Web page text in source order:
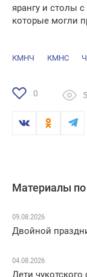
ярангу и столы
которые могли
КМНЧ КМНС
0
Материалы
09.08.2026
Двойной
04.08.2026
Дети